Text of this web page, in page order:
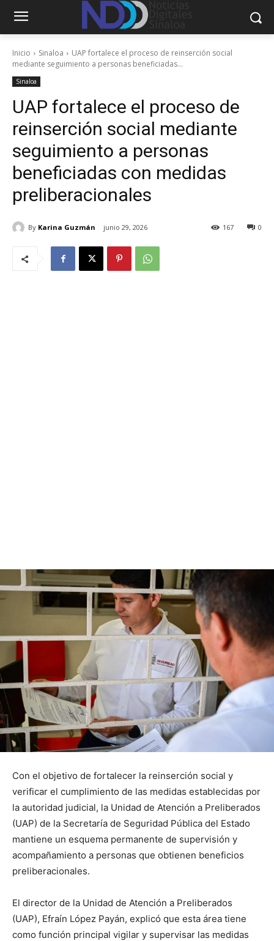
Inicio Sinaloa
UAP fortalece el proceso de reinserción social
mediante seguimiento a personas beneficiadas...
Sinaloa
UAP fortalece el proceso de
reinserción social mediante
seguimiento a personas
beneficiadas con medidas
preliberacionales
By Karina Guzmán junio 29, 2026 0
167
Con el objetivo de fortalecer la reinserción social y
verificar el cumplimiento de las medidas establecidas por
la autoridad judicial, la Unidad de Atención a Preliberados
(UAP) de la Secretaría de Seguridad Pública del Estado
mantiene un esquema permanente de supervisión y
acompañamiento a personas que obtienen beneficios
preliberacionales.
El director de la Unidad de Atención a Preliberados
(UAP), Efraín López Payán, explicó que esta área tiene
como función principal vigilar y supervisar las medidas